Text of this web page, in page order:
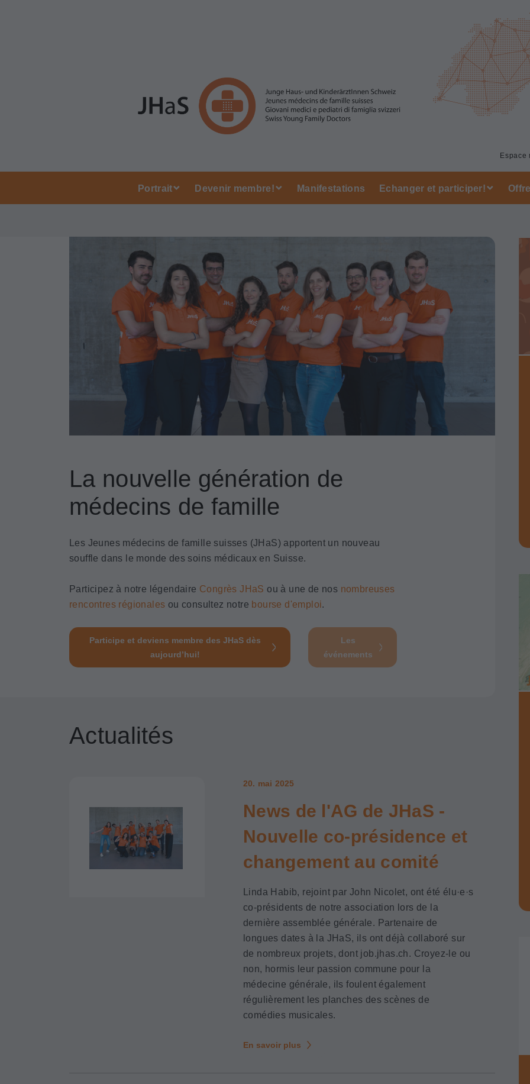
Espace
Portrait Devenir membre! Manifestations Echanger et participer!
La nouvelle génération de
médecins de famille
Les Jeunes médecins de famille suisses (JHaS) apportent un nouveau
souffle dans le monde des soins médicaux en Suisse.
Participez à notre légendaire Congrès JHaS ou à une de nos nombreuses
rencontres régionales ou consultez notre bourse d'emploi.
Participe et deviens membre des JHaS dès
aujourd’hui!
Les
événements
Actualités
20. mai 2025
News de l'AG de JHaS -
Nouvelle co-présidence et
changement au comité
Linda Habib, rejoint par John Nicolet, ont été élu·e·s
co-présidents de notre association lors de la
dernière assemblée générale. Partenaire de
longues dates à la JHaS, ils ont déjà collaboré sur
de nombreux projets, dont job.jhas.ch. Croyez-le ou
non, hormis leur passion commune pour la
médecine générale, ils foulent également
régulièrement les planches des scènes de
comédies musicales.
En savoir plus